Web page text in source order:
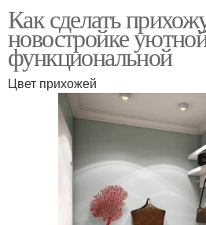
Как сделать
новостройке
функциональной
Цвет прихожей